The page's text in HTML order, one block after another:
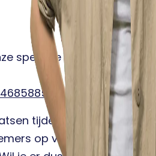
speciale LinkedIn groep
tijdens de dag is
op volgorde van